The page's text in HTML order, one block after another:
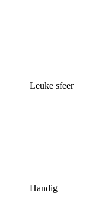
Leuke sfeer
Handig